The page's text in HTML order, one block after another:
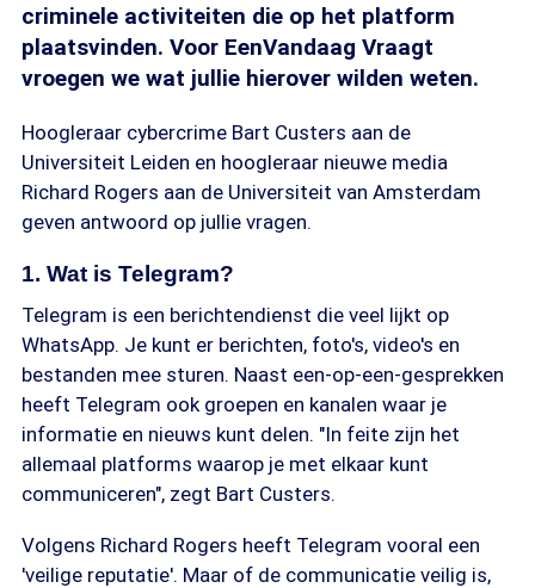
criminele activiteiten die op het platform
plaatsvinden. Voor EenVandaag Vraagt
vroegen we wat jullie hierover wilden weten.
Hoogleraar cybercrime Bart Custers aan de
Universiteit Leiden en hoogleraar nieuwe media
Richard Rogers aan de Universiteit van Amsterdam
geven antwoord op jullie vragen.
1. Wat is Telegram?
Telegram is een berichtendienst die veel lijkt op
WhatsApp. Je kunt er berichten, foto's, video's en
bestanden mee sturen. Naast een-op-een-gesprekken
heeft Telegram ook groepen en kanalen waar je
informatie en nieuws kunt delen. "In feite zijn het
allemaal platforms waarop je met elkaar kunt
communiceren", zegt Bart Custers.
Volgens Richard Rogers heeft Telegram vooral een
'veilige reputatie'. Maar of de communicatie veilig is,